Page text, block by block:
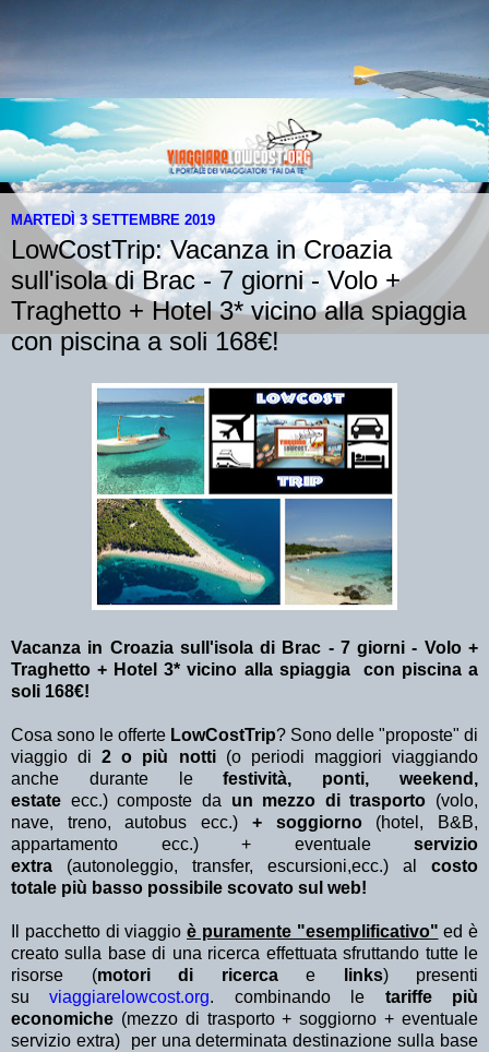
MARTEDÌ 3 SETTEMBRE 2019
LowCostTrip: Vacanza in Croazia
sull'isola di Brac - 7 giorni - Volo +
Traghetto + Hotel 3* vicino alla spiaggia
con piscina a soli 168€!
Vacanza in Croazia sull'isola di Brac - 7 giorni - Volo +
Traghetto + Hotel 3* vicino alla spiaggia con piscina a
soli 168€!
Cosa sono le offerte LowCostTrip? Sono delle "proposte" di
viaggio di2 o più notti (o periodi maggiori viaggiando
anche durante lefestività, ponti, weekend,
estate ecc.) composte da un mezzo di trasporto (volo,
nave, treno, autobus ecc.) + soggiorno(hotel, B&B,
appartamento ecc.) + eventuale servizio
extra (autonoleggio, transfer, escursioni,ecc.) al costo
totale più basso possibile scovato sul web!
Il pacchetto di viaggio è puramente "esemplificativo" ed è
creato sulla base di una ricerca effettuata sfruttando tutte le
risorse (motori di ricerca e links) presenti
suviaggiarelowcost.org. combinando le tariffe più
economiche (mezzo di trasporto + soggiorno + eventuale
servizio extra)
per una determinata destinazione sulla base